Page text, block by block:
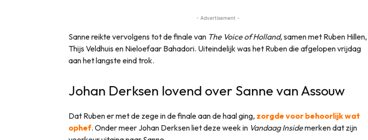
- Advertisement -
Sanne reikte vervolgens tot de finale van The Voice of Holland, samen met Ruben Hillen,
Thijs Veldhuis en Nieloefaar Bahadori. Uiteindelijk was het Ruben die afgelopen vrijdag
aan het langste eind trok.
Johan Derksen lovend over Sanne van Assouw
Dat Ruben er met de zege in de finale aan de haal ging, zorgde voor behoorlijk wat
ophef. Onder meer Johan Derksen liet deze week in Vandaag Insidemerken dat zijn